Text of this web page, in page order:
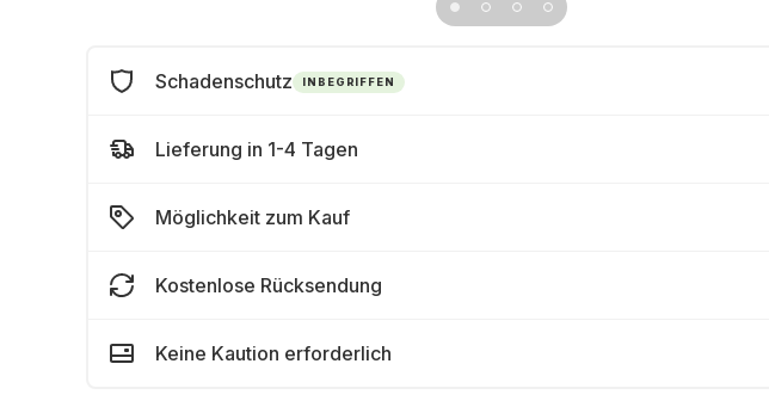
Schadenschutz INBEGRIFFEN
Lieferung in 1-4 Tagen
Möglichkeit zum Kauf
Kostenlose Rücksendung
Keine Kaution erforderlich